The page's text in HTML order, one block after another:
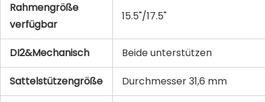
Rahmengröße
verfügbar
15.5"/17.5"
DI2&Mechanisch Beide unterstützen
Sattelstützengröße Durchmesser 31,6 mm